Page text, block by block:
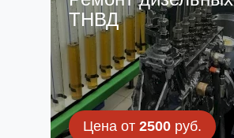
ТНВД
Цена от 2500руб.